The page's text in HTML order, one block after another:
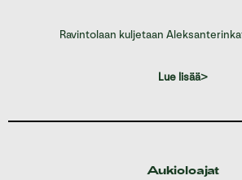
Ravintolaan kuljetaan
Lue lisää>
Aukioloajat